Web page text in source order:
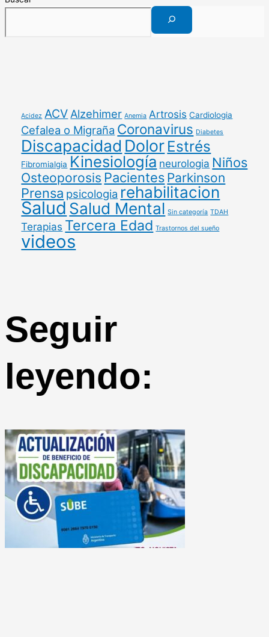
Acidez ACV Alzehimer Anemia Artrosis Cardiologia
Cefalea o Migraña Coronavirus Diabetes
Discapacidad Dolor Estrés
Fibromialgia Kinesiología neurologia Niños
Osteoporosis Pacientes Parkinson
Prensa psicologia rehabilitacion
SaludSalud Mental Sin categoría TDAH
Terapias Tercera Edad Trastornos del sueño
videos
Seguir
leyendo: